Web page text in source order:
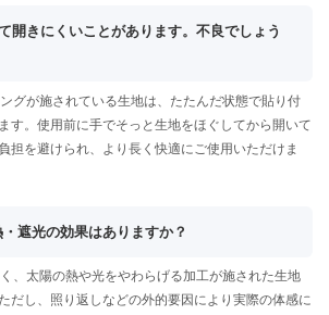
開きにくいことがあります。不良でしょう
グが施されている生地は、たたんだ状態で貼り付
す。使用前に手でそっと生地をほぐしてから開いて
担を避けられ、より長く快適にご使用いただけま
遮光の効果はありますか？
、太陽の熱や光をやわらげる加工が施された生地
だし、照り返しなどの外的要因により実際の体感に